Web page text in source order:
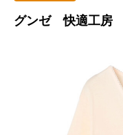
グンゼ 快適工房